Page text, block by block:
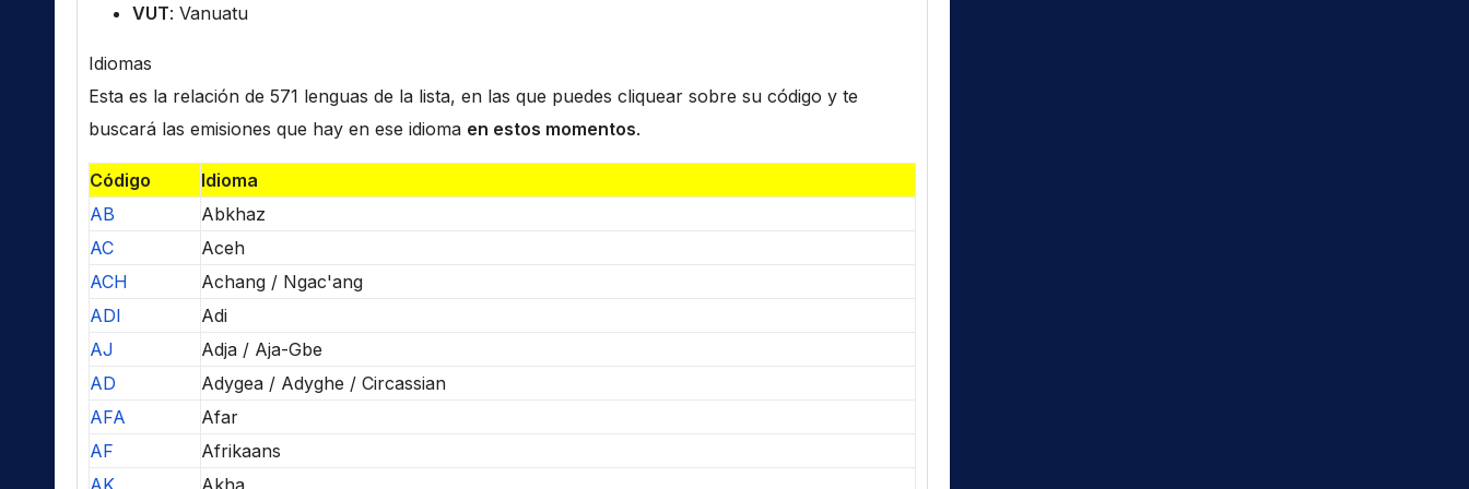
VUT: Vanuatu
Idiomas
Esta es la relación de 571 lenguas de la lista, en las que puedes cliquear sobre su código y te
buscará las emisiones que hay en ese idioma en estos momentos.
Código
Idioma
AB
Abkhaz
AC
Aceh
ACH
Achang / Ngac'ang
ADI
Adi
AJ
Adja / Aja-Gbe
AD
Adygea / Adyghe / Circassian
AFA
Afar
AF
Afrikaans